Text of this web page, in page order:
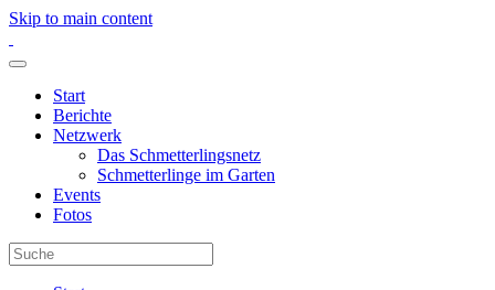
Skip to main content
Start
Berichte
Netzwerk
Das Schmetterlingsnetz
Schmetterlinge im Garten
Events
Fotos